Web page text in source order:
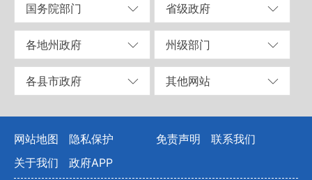
国务院部门 省级政府
各地州政府 州级部门
各县市政府 其他网站
网站地图 隐私保护 免责声明
联系我们
关于我们
政府APP